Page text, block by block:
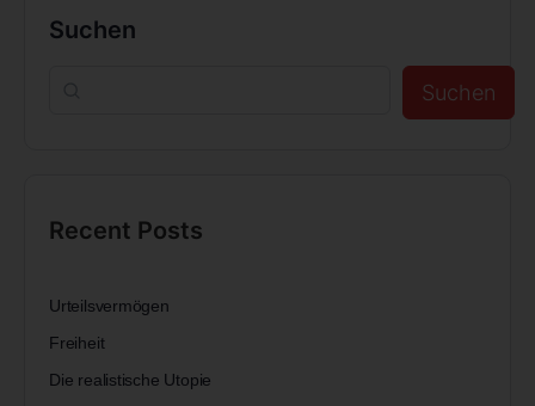
Suchen
Suchen
Recent Posts
Urteilsvermögen
Freiheit
Die realistische Utopie